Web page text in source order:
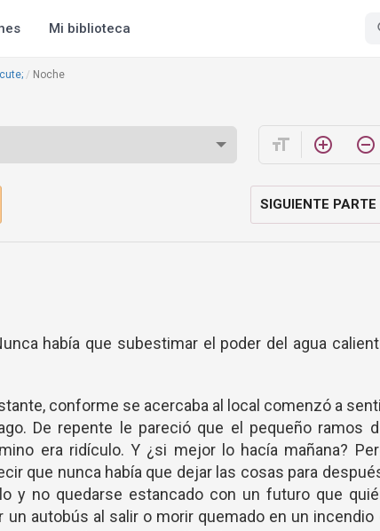
Mi biblioteca
Noche
format_size add_circle_outline remove_circle_outline
SIGUIENTE PARTE
había que subestimar el poder del agua
conforme se acercaba al local comenzó a
De repente le pareció que el pequeño ramos
era ridículo. Y ¿si mejor lo hacía mañana?
que nunca había que dejar las cosas para
y no quedarse estancado con un futuro que
un autobús al salir o morir quemado en un incendio